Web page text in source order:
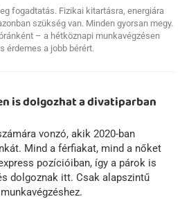
fogadtatás. Fizikai kitartásra, energiára
szükség van. Minden gyorsan megy.
– a hétköznapi munkavégzésen
érdemes a jobb bérért.
is dolgozhat a divatiparban
vonzó, akik 2020-ban
Mind a férfiakat, mind a nőket
pozícióiban, így a párok is
dolgoznak itt. Csak alapszintű